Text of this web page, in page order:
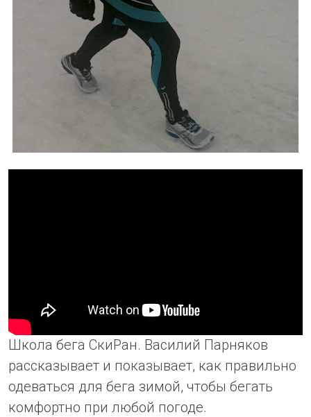
Школа бега СкиРан. Василий Парняков
рассказывает и показывает, как правильно
одеваться для бега зимой, чтобы бегать
комфортно при любой погоде.